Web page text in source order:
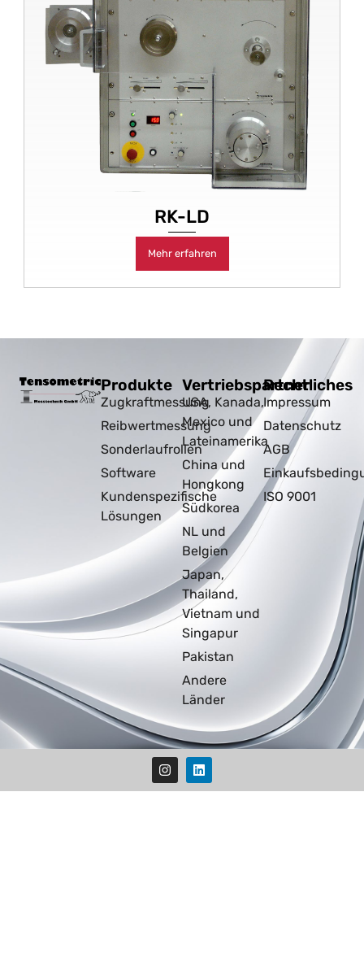
RK-LD
Mehr erfahren
Produkte
Zugkraftmessung
Reibwertmessung
Sonderlaufrollen
Software
Kundenspezifische
Lösungen
Vertriebspartner
USA, Kanada,
Mexico und
Lateinamerika
China und
Hongkong
Südkorea
NL und
Belgien
Japan,
Thailand,
Vietnam und
Singapur
Pakistan
Andere
Länder
Rechtliches
Impressum
Datenschutz
AGB
ISO 9001